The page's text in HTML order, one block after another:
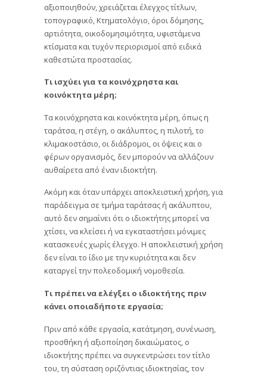
αξιοποιηθούν, χρειάζεται έλεγχος τίτλων,
τοπογραφικό, Κτηματολόγιο, όροι δόμησης,
αρτιότητα, οικοδομησιμότητα, υφιστάμενα
κτίσματα και τυχόν περιορισμοί από ειδικά
καθεστώτα προστασίας.
Τι ισχύει για τα κοινόχρηστα και
κοινόκτητα μέρη;
Τα κοινόχρηστα και κοινόκτητα μέρη, όπως η
ταράτσα, η στέγη, ο ακάλυπτος, η πιλοτή, το
κλιμακοστάσιο, οι διάδρομοι, οι όψεις και ο
φέρων οργανισμός, δεν μπορούν να αλλάζουν
αυθαίρετα από έναν ιδιοκτήτη.
Ακόμη και όταν υπάρχει αποκλειστική χρήση, για
παράδειγμα σε τμήμα ταράτσας ή ακάλυπτου,
αυτό δεν σημαίνει ότι ο ιδιοκτήτης μπορεί να
χτίσει, να κλείσει ή να εγκαταστήσει μόνιμες
κατασκευές χωρίς έλεγχο. Η αποκλειστική χρήση
δεν είναι το ίδιο με την κυριότητα και δεν
καταργεί την πολεοδομική νομοθεσία.
Τι πρέπει να ελέγξει ο ιδιοκτήτης πριν
κάνει οποιαδήποτε εργασία;
Πριν από κάθε εργασία, κατάτμηση, συνένωση,
προσθήκη ή αξιοποίηση δικαιώματος, ο
ιδιοκτήτης πρέπει να συγκεντρώσει τον τίτλο
του, τη σύσταση οριζόντιας ιδιοκτησίας, τον